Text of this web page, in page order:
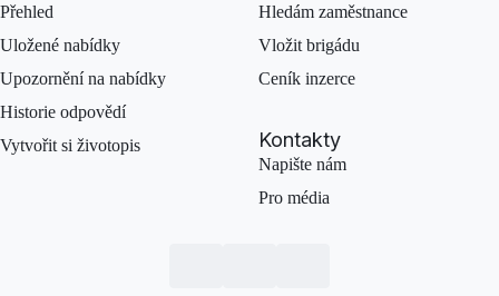
Přehled
Uložené nabídky
Upozornění na nabídky
Historie odpovědí
Vytvořit si životopis
Hledám zaměstnance
Vložit brigádu
Ceník inzerce
Kontakty
Napište nám
Pro média